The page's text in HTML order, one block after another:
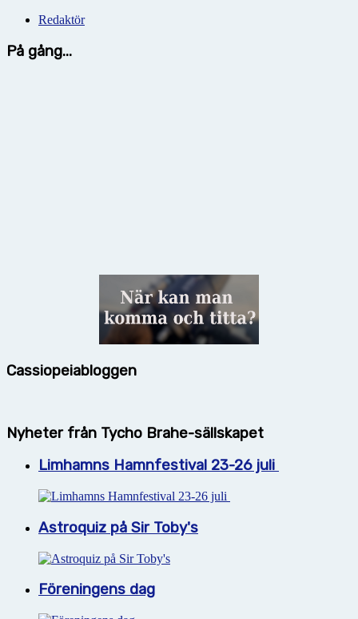
Redaktör
På gång...
Cassiopeiabloggen
Nyheter från Tycho Brahe-sällskapet
Limhamns Hamnfestival 23-26 juli
Astroquiz på Sir Toby's
Föreningens dag